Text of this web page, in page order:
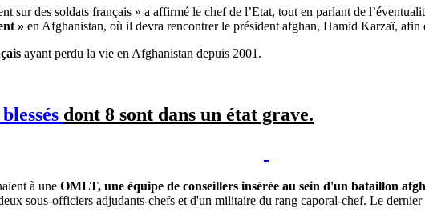
sur des soldats français » a affirmé le chef de l’Etat, tout en parlant de
» en Afghanistan, où il devra rencontrer le président afghan, Hamid Karzaï, afin
ayant perdu la vie en Afghanistan depuis 2001.
dont 8 sont dans un état grave.
à une OMLT, une équipe de conseillers insérée au sein d'un bataillon
sous-officiers adjudants-chefs et d'un militaire du rang caporal-chef. Le